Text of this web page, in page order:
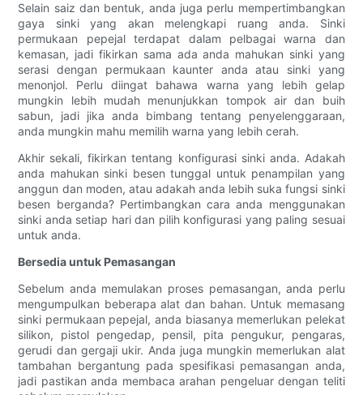
Selain saiz dan bentuk, anda juga perlu mempertimbangkan
gaya sinki yang akan melengkapi ruang anda. Sinki
permukaan pepejal terdapat dalam pelbagai warna dan
kemasan, jadi fikirkan sama ada anda mahukan sinki yang
serasi dengan permukaan kaunter anda atau sinki yang
menonjol. Perlu diingat bahawa warna yang lebih gelap
mungkin lebih mudah menunjukkan tompok air dan buih
sabun, jadi jika anda bimbang tentang penyelenggaraan,
anda mungkin mahu memilih warna yang lebih cerah.
Akhir sekali, fikirkan tentang konfigurasi sinki anda. Adakah
anda mahukan sinki besen tunggal untuk penampilan yang
anggun dan moden, atau adakah anda lebih suka fungsi sinki
besen berganda? Pertimbangkan cara anda menggunakan
sinki anda setiap hari dan pilih konfigurasi yang paling sesuai
untuk anda.
Bersedia untuk Pemasangan
Sebelum anda memulakan proses pemasangan, anda perlu
mengumpulkan beberapa alat dan bahan. Untuk memasang
sinki permukaan pepejal, anda biasanya memerlukan pelekat
silikon, pistol pengedap, pensil, pita pengukur, pengaras,
gerudi dan gergaji ukir. Anda juga mungkin memerlukan alat
tambahan bergantung pada spesifikasi pemasangan anda,
jadi pastikan anda membaca arahan pengeluar dengan teliti